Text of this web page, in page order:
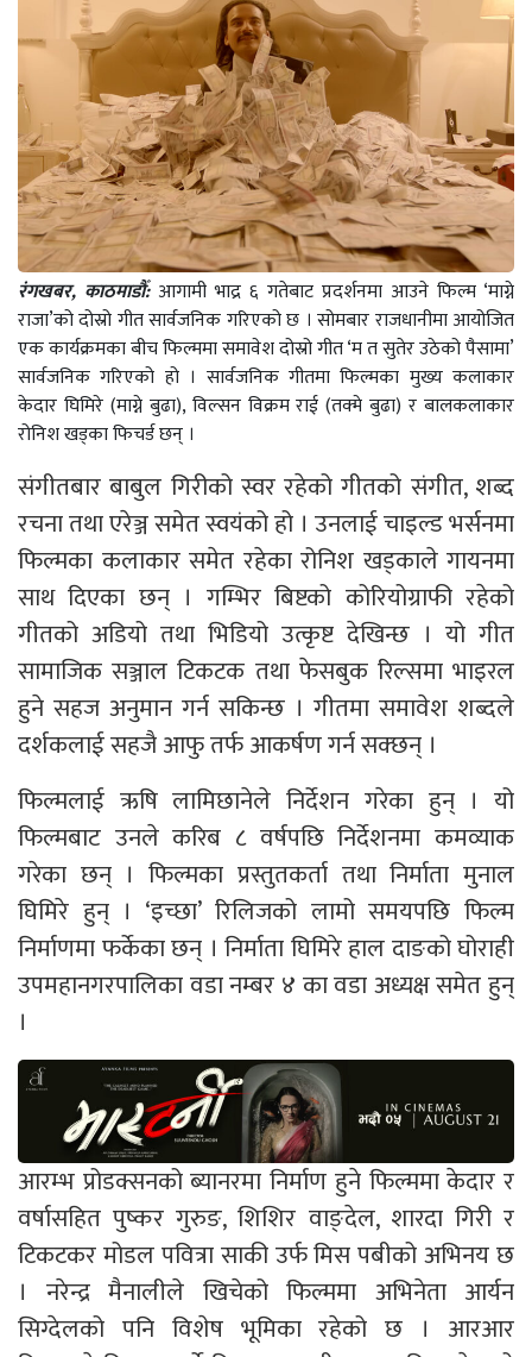
रंगखबर, काठमाडौँ:आगामी भाद्र ६ गतेबाट प्रदर्शनमा आउने फिल्म ‘माग्ने
राजा’को दोस्रो गीत सार्वजनिक गरिएको छ । सोमबार राजधानीमा आयोजित
एक कार्यक्रमका बीच फिल्ममा समावेश दोस्रो गीत ‘म त सुतेर उठेको पैसामा’
सार्वजनिक गरिएको हो । सार्वजनिक गीतमा फिल्मका मुख्य कलाकार
केदार घिमिरे (माग्ने बुढा), विल्सन विक्रम राई (तक्मे बुढा) र बालकलाकार
रोनिश खड्का फिचर्ड छन् ।
संगीतबार बाबुल गिरीको स्वर रहेको गीतको संगीत, शब्द
रचना तथा एरेञ्ज समेत स्वयंको हो । उनलाई चाइल्ड भर्सनमा
फिल्मका कलाकार समेत रहेका रोनिश खड्काले गायनमा
साथ दिएका छन् । गम्भिर बिष्टको कोरियोग्राफी रहेको
गीतको अडियो तथा भिडियो उत्कृष्ट देखिन्छ । यो गीत
सामाजिक सञ्जाल टिकटक तथा फेसबुक रिल्समा भाइरल
हुने सहज अनुमान गर्न सकिन्छ । गीतमा समावेश शब्दले
दर्शकलाई सहजै आफु तर्फ आकर्षण गर्न सक्छन् ।
फिल्मलाई ऋषि लामिछानेले निर्देशन गरेका हुन् । यो
फिल्मबाट उनले करिब ८ वर्षपछि निर्देशनमा कमव्याक
गरेका छन् । फिल्मका प्रस्तुतकर्ता तथा निर्माता मुनाल
घिमिरे हुन् । ‘इच्छा’ रिलिजको लामो समयपछि फिल्म
निर्माणमा फर्केका छन् । निर्माता घिमिरे हाल दाङको घोराही
उपमहानगरपालिका वडा नम्बर ४ का वडा अध्यक्ष समेत हुन्
।
आरम्भ प्रोडक्सनको ब्यानरमा निर्माण हुने फिल्ममा केदार र
वर्षासहित पुष्कर गुरुङ, शिशिर वाङ्देल, शारदा गिरी र
टिकटकर मोडल पवित्रा साकी उर्फ मिस पबीको अभिनय छ
। नरेन्द्र मैनालीले खिचेको फिल्ममा अभिनेता आर्यन
सिग्देलको पनि विशेष भूमिका रहेको छ । आरआर